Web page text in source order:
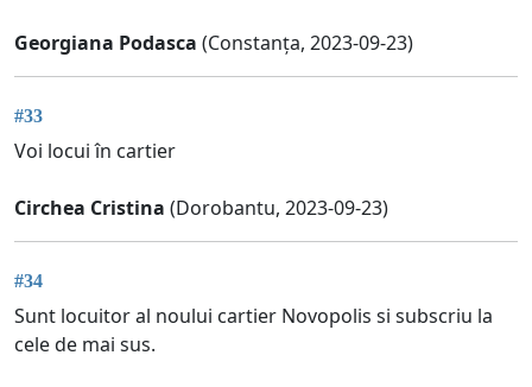
Georgiana Podasca (Constanța, 2023-09-23)
#33
Voi locui în cartier
Circhea Cristina (Dorobantu, 2023-09-23)
#34
Sunt locuitor al noului cartier Novopolis si subscriu la
cele de mai sus.